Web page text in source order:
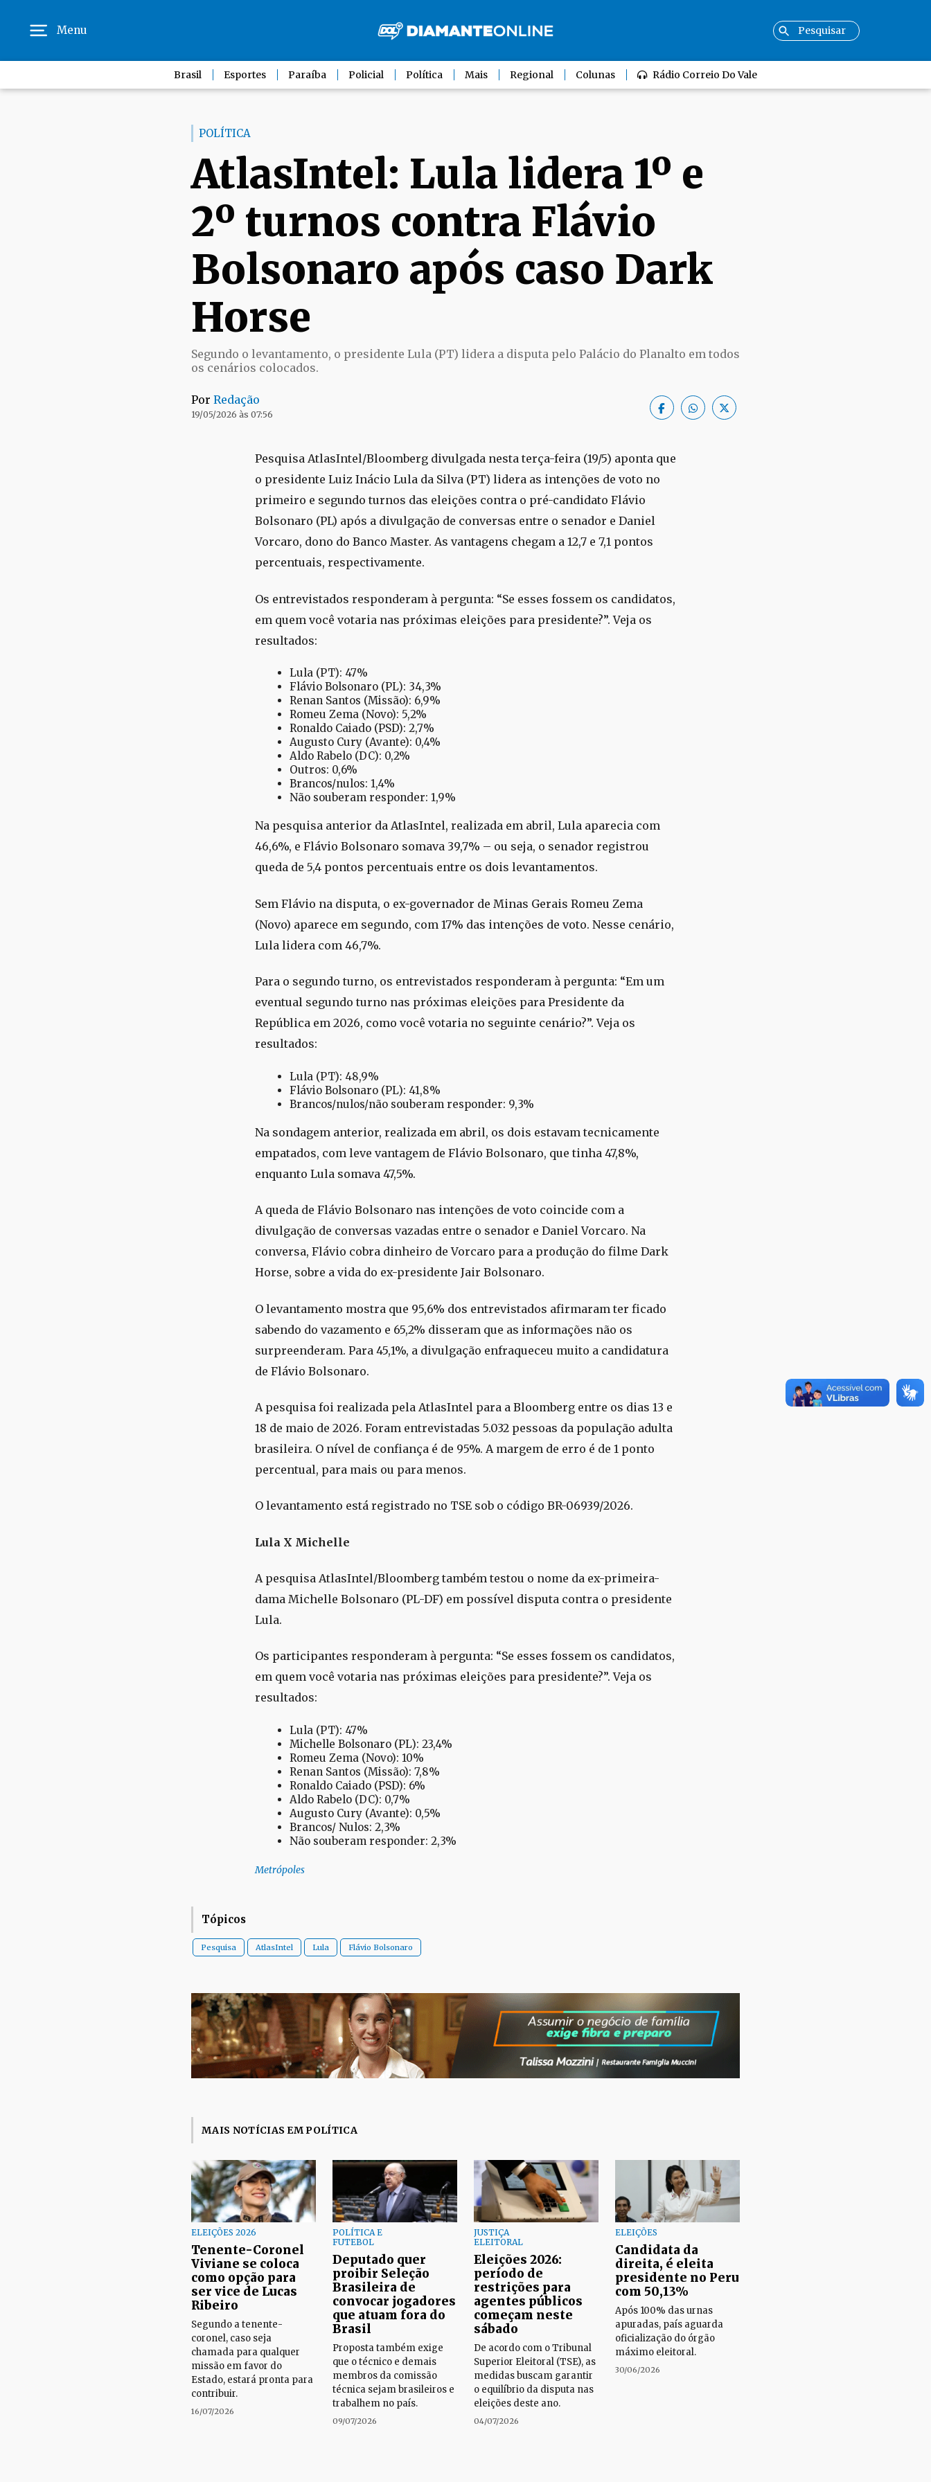
Menu
Brasil Esportes Paraíba Policial Política Mais Regional Colunas Rádio Correio Do Vale
POLÍTICA
AtlasIntel: Lula lidera 1º e
2º turnos contra Flávio
Bolsonaro após caso Dark
Horse
Segundo o levantamento, o presidente Lula (PT) lidera a disputa pelo Palácio do Planalto em todos
os cenários colocados.
Por Redação
19/05/2026 às 07:56
Pesquisa AtlasIntel/Bloomberg divulgada nesta terça-feira (19/5) aponta que
o presidente Luiz Inácio Lula da Silva (PT) lidera as intenções de voto no
primeiro e segundo turnos das eleições contra o pré-candidato Flávio
Bolsonaro (PL) após a divulgação de conversas entre o senador e Daniel
Vorcaro, dono do Banco Master. As vantagens chegam a 12,7 e 7,1 pontos
percentuais, respectivamente.
Os entrevistados responderam à pergunta: “Se esses fossem os candidatos,
em quem você votaria nas próximas eleições para presidente?”. Veja os
resultados:
Lula (PT): 47%
Flávio Bolsonaro (PL): 34,3%
Renan Santos (Missão): 6,9%
Romeu Zema (Novo): 5,2%
Ronaldo Caiado (PSD): 2,7%
Augusto Cury (Avante): 0,4%
Aldo Rabelo (DC): 0,2%
Outros: 0,6%
Brancos/nulos: 1,4%
Não souberam responder: 1,9%
Na pesquisa anterior da AtlasIntel, realizada em abril, Lula aparecia com
46,6%, e Flávio Bolsonaro somava 39,7% – ou seja, o senador registrou
queda de 5,4 pontos percentuais entre os dois levantamentos.
Sem Flávio na disputa, o ex-governador de Minas Gerais Romeu Zema
(Novo) aparece em segundo, com 17% das intenções de voto. Nesse cenário,
Lula lidera com 46,7%.
Para o segundo turno, os entrevistados responderam à pergunta: “Em um
eventual segundo turno nas próximas eleições para Presidente da
República em 2026, como você votaria no seguinte cenário?”. Veja os
resultados:
Lula (PT): 48,9%
Flávio Bolsonaro (PL): 41,8%
Brancos/nulos/não souberam responder: 9,3%
Na sondagem anterior, realizada em abril, os dois estavam tecnicamente
empatados, com leve vantagem de Flávio Bolsonaro, que tinha 47,8%,
enquanto Lula somava 47,5%.
A queda de Flávio Bolsonaro nas intenções de voto coincide com a
divulgação de conversas vazadas entre o senador e Daniel Vorcaro. Na
conversa, Flávio cobra dinheiro de Vorcaro para a produção do filme Dark
Horse, sobre a vida do ex-presidente Jair Bolsonaro.
O levantamento mostra que 95,6% dos entrevistados afirmaram ter ficado
sabendo do vazamento e 65,2% disseram que as informações não os
surpreenderam. Para 45,1%, a divulgação enfraqueceu muito a candidatura
de Flávio Bolsonaro.
A pesquisa foi realizada pela AtlasIntel para a Bloomberg entre os dias 13 e
18 de maio de 2026. Foram entrevistadas 5.032 pessoas da população adulta
brasileira. O nível de confiança é de 95%. A margem de erro é de 1 ponto
percentual, para mais ou para menos.
O levantamento está registrado no TSE sob o código BR-06939/2026.
Lula X Michelle
A pesquisa AtlasIntel/Bloomberg também testou o nome da ex-primeira-
dama Michelle Bolsonaro (PL-DF) em possível disputa contra o presidente
Lula.
Os participantes responderam à pergunta: “Se esses fossem os candidatos,
em quem você votaria nas próximas eleições para presidente?”. Veja os
resultados:
Lula (PT): 47%
Michelle Bolsonaro (PL): 23,4%
Romeu Zema (Novo): 10%
Renan Santos (Missão): 7,8%
Ronaldo Caiado (PSD): 6%
Aldo Rabelo (DC): 0,7%
Augusto Cury (Avante): 0,5%
Brancos/ Nulos: 2,3%
Não souberam responder: 2,3%
Metrópoles
Tópicos
Pesquisa AtlasIntel Lula Flávio Bolsonaro
MAIS NOTÍCIAS EM POLÍTICA
ELEIÇÕES 2026
Tenente-Coronel
Viviane se coloca
como opção para
ser vice de Lucas
Ribeiro
Segundo a tenente-
coronel, caso seja
chamada para qualquer
missão em favor do
Estado, estará pronta para
contribuir.
16/07/2026
POLÍTICA E
FUTEBOL
Deputado quer
proibir Seleção
Brasileira de
convocar jogadores
que atuam fora do
Brasil
Proposta também exige
que o técnico e demais
membros da comissão
técnica sejam brasileiros e
trabalhem no país.
09/07/2026
JUSTIÇA
ELEITORAL
Eleições 2026:
período de
restrições para
agentes públicos
começam neste
sábado
De acordo com o Tribunal
Superior Eleitoral (TSE), as
medidas buscam garantir
o equilíbrio da disputa nas
eleições deste ano.
04/07/2026
ELEIÇÕES
Candidata da
direita, é eleita
presidente no Peru
com 50,13%
Após 100% das urnas
apuradas, país aguarda
oficialização do órgão
máximo eleitoral.
30/06/2026